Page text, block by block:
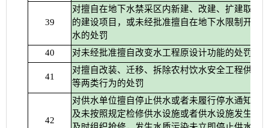
39
对擅自在地下水禁采区内新建、改建、扩建取用
的建设项目，或未经批准擅自在地下水限制开采
水的处罚
40 对未经批准擅自改变水工程原设计功能的处罚
41
对擅自改装、迁移、拆除农村饮水安全工程供水
等两类行为的处罚
42
对供水单位擅自停止供水或者未履行停水通知义
及未按照规定检修供水设施或者供水设施发生故